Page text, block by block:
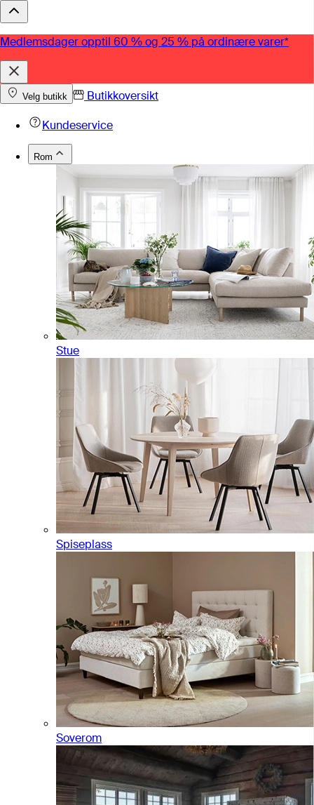
Medlemsdager opptil 60 % og 25 % på ordinære varer*
Velg butikk
Butikkoversikt
Kundeservice
Rom
Stue
Spiseplass
Soverom